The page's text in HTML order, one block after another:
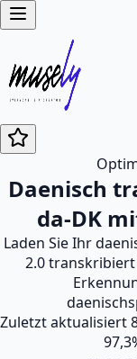
Daenisch
da-DK
Laden Sie Ihr
2.0 transkribiert
Zuletzt aktualisiert